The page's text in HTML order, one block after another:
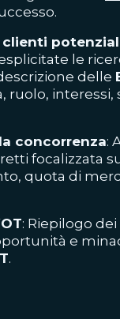
clienti
le
delle
ruolo, interessi,
concorrenza:
focalizzata
quota di
: Riepilogo
e
.